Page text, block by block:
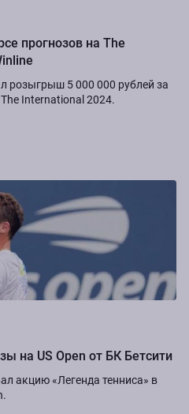
прогнозов на The
розыгрыш 5 000 000 рублей за
International 2024.
на US Open от БК Бетсити
акцию «Легенда тенниса» в